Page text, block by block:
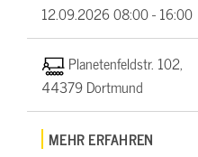
12.09.202608:00 - 16:00
Planetenfeldstr. 102,
44379 Dortmund
MEHR ERFAHREN